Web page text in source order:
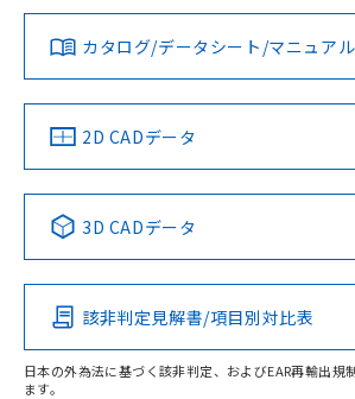
ダウンロードデータをご利用いただく前
みください。
ソフトウェアの使用条件
対応済み
中国 RoHS 注意事項・凡例
Pb Hg Cd
O
LR型式承認
（イギリス
船舶規格）
DNV型式承認
（ノルウェー
BV
（
No No No
この製品の規格認証
その他の認証はこちらのページ
カタログ/データシート/マニュアル
2D CADデータ
3D CADデータ
該非判定見解書/項目別対比表
日本の外為法に基づく該非判定、およびEAR再輸出規
ます。